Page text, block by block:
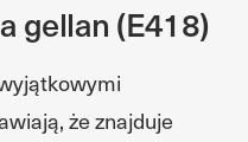
gellan (E418)
że znajduje